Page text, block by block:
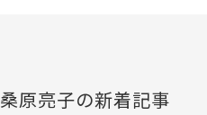
桑原亮子の新着記事